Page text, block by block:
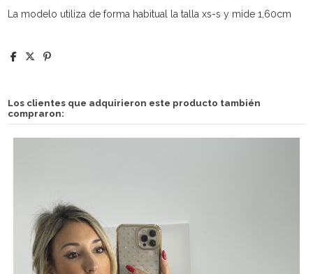
La modelo utiliza de forma habitual la talla xs-s y mide 1,60cm
Los clientes que adquirieron este producto también
compraron: